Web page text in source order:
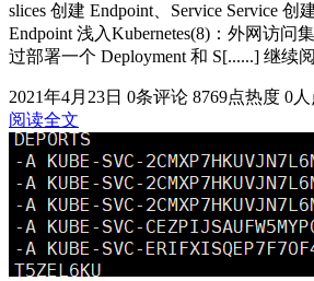
slices 创建 Endpoint、Service Service 创
Endpoint 浅入Kubernetes(8)：外网访问
过部署一个 Deployment 和 S[......] 继续
2021年4月23日 0条评论 8769点热度 0
阅读全文